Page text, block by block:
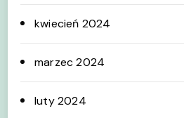
kwiecień 2024
marzec 2024
luty 2024